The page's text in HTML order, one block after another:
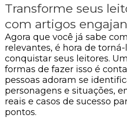
Transforme seus
com artigos
Agora que você já sabe
relevantes, é hora de
conquistar seus leitores.
formas de fazer isso é
pessoas adoram se
personagens e situações,
reais e casos de sucesso
pontos.